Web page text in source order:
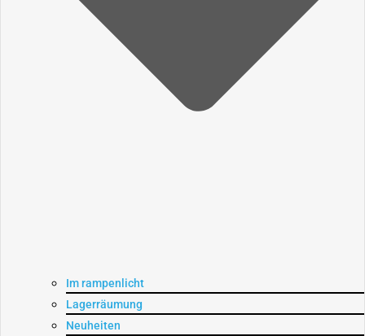
Im rampenlicht
Lagerräumung
Neuheiten